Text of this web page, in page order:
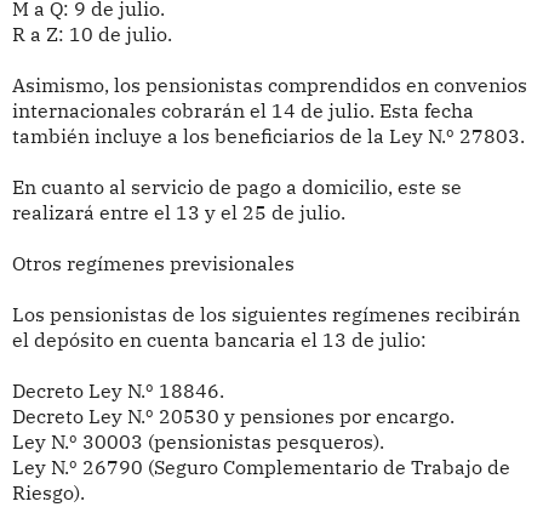
M a Q: 9 de julio.
R a Z: 10 de julio.
Asimismo, los pensionistas comprendidos en convenios
internacionales cobrarán el 14 de julio. Esta fecha
también incluye a los beneficiarios de la Ley N.º 27803.
En cuanto al servicio de pago a domicilio, este se
realizará entre el 13 y el 25 de julio.
Otros regímenes previsionales
Los pensionistas de los siguientes regímenes recibirán
el depósito en cuenta bancaria el 13 de julio:
Decreto Ley N.º 18846.
Decreto Ley N.º 20530 y pensiones por encargo.
Ley N.º 30003 (pensionistas pesqueros).
Ley N.º 26790 (Seguro Complementario de Trabajo de
Riesgo).